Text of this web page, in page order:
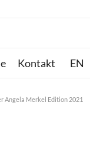
Kontakt
Angela Merkel Edition 2021